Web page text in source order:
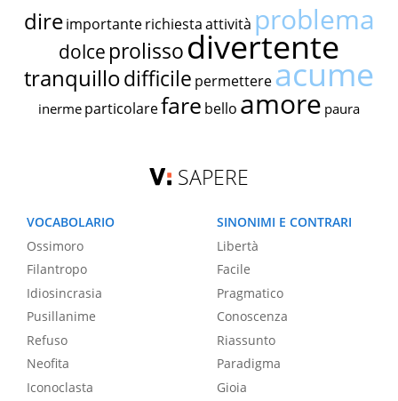
dire importante richiestaattività problema
dolce prolissodivertente
tranquillodifficile permettereacume
inerme particolarefare bello amore paura
SAPERE
VOCABOLARIO
Ossimoro
Filantropo
Idiosincrasia
Pusillanime
Refuso
Neofita
Iconoclasta
SINONIMI E CONTRARI
Libertà
Facile
Pragmatico
Conoscenza
Riassunto
Paradigma
Gioia